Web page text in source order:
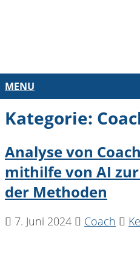
MENU
Kategorie:
Analyse von
mithilfe von AI
der Methoden
7. Juni 2024 Coach